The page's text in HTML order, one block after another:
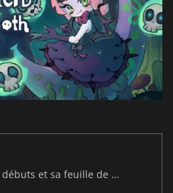
MARVEL Tōkon dévoile ses débuts et sa feuille de route